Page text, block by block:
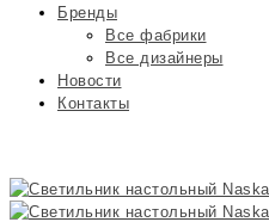
Бренды
Все фабрики
Все дизайнеры
Новости
Контакты